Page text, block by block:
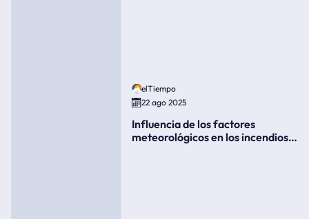
elTiempo
22 ago 2025
Influencia de los factores
meteorológicos en los incendios